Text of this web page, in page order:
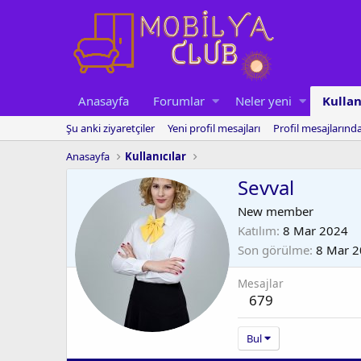
Anasayfa Forumlar Neler yeni
Şu anki ziyaretçiler Yeni profil mesajları
Profil
Anasayfa
Kullanıcılar
Sevval
New member
Katılım 8 Mar 2024
Son görülme 8 Mar
Mesajlar
679
Bul